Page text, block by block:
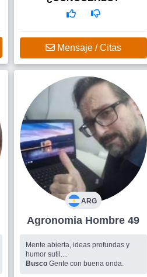
Mensaje / Citas
ARG
Agronomia Hombre 49
Mente abierta, ideas profundas y
humor sutil....
BuscoGente con buena onda.